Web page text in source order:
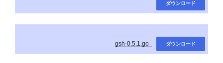
ダウンロード
gsh-0.5.1.go_ ダウンロード